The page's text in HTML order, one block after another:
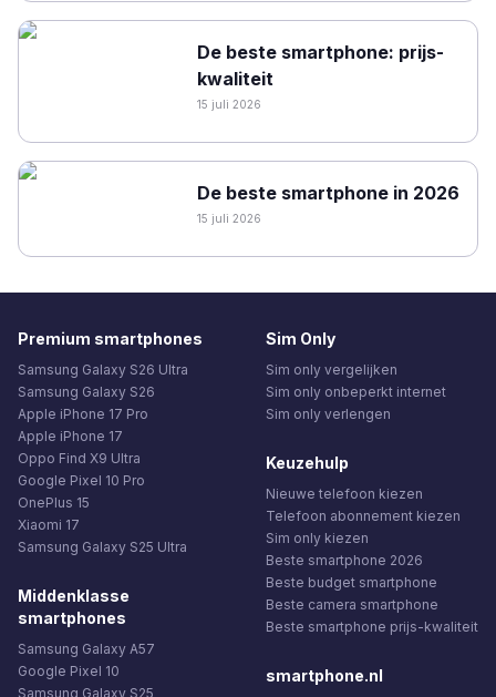
De beste smartphone: prijs-
kwaliteit
15 juli 2026
De beste smartphone in 2026
15 juli 2026
Premium smartphones
Samsung Galaxy S26 Ultra
Samsung Galaxy S26
Apple iPhone 17 Pro
Apple iPhone 17
Oppo Find X9 Ultra
Google Pixel 10 Pro
OnePlus 15
Xiaomi 17
Samsung Galaxy S25 Ultra
Middenklasse
smartphones
Samsung Galaxy A57
Google Pixel 10
Samsung Galaxy S25
Sim Only
Sim only vergelijken
Sim only onbeperkt internet
Sim only verlengen
Keuzehulp
Nieuwe telefoon kiezen
Telefoon abonnement kiezen
Sim only kiezen
Beste smartphone 2026
Beste budget smartphone
Beste camera smartphone
Beste smartphone prijs-kwaliteit
smartphone.nl